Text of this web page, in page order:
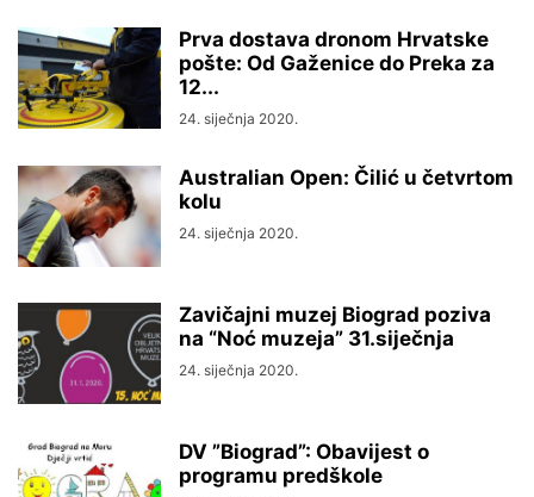
Prva dostava dronom Hrvatske
pošte: Od Gaženice do Preka za
12...
24. siječnja 2020.
Australian Open: Čilić u četvrtom
kolu
24. siječnja 2020.
Zavičajni muzej Biograd poziva
na “Noć muzeja” 31.siječnja
24. siječnja 2020.
DV ”Biograd”: Obavijest o
programu predškole